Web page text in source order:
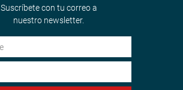
Suscríbete con tu correo a
nuestro newsletter.